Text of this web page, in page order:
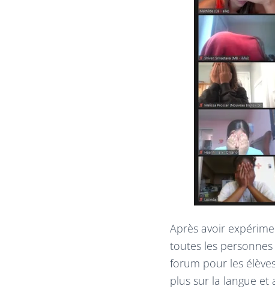
Après avoir
toutes les
forum pour les
plus sur la langue et